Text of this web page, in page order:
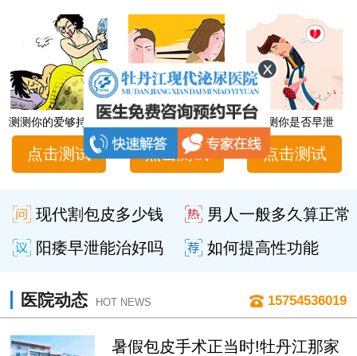
测测你的爱够持久吗
点击测试
男性性功能障碍自测
点击测试
测测你是否早泄
点击测试
现代割包皮多少钱
男人一般多久算正常
阳痿早泄能治好吗
如何提高性功能
医院动态 HOT NEWS 15754536019
暑假包皮手术正当时!牡丹江那家